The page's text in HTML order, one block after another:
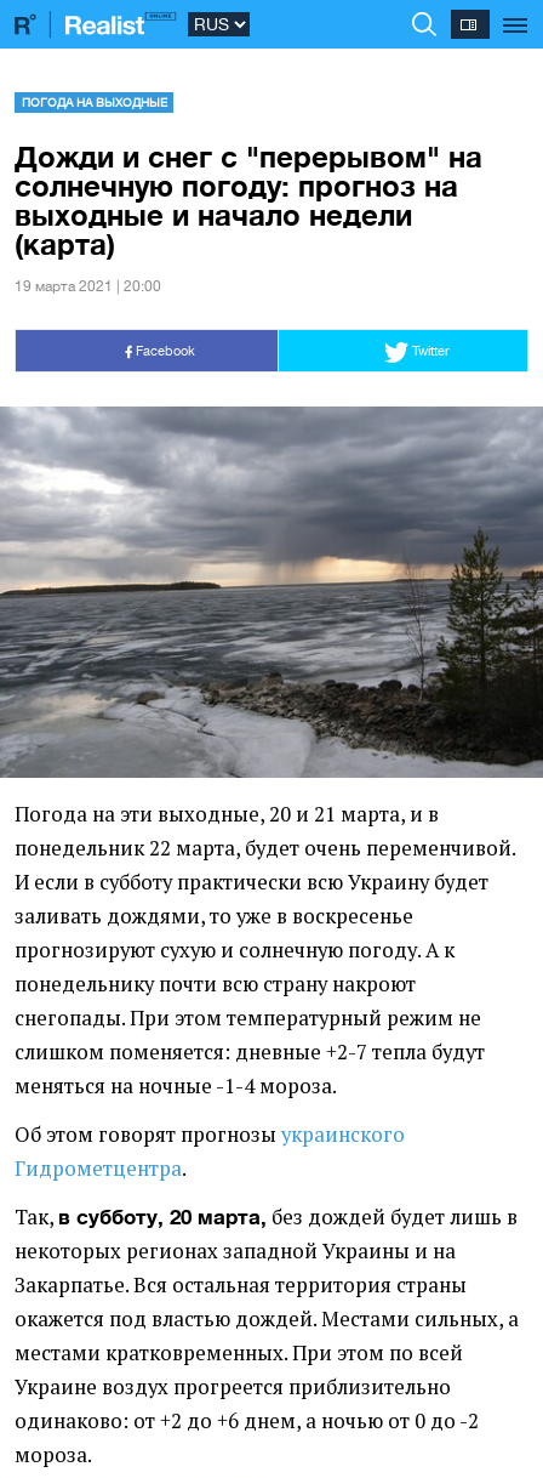
ПОГОДА НА ВЫХОДНЫЕ
Дожди и снег с "перерывом" на
солнечную погоду: прогноз на
выходные и начало недели
(карта)
19 марта 2021 | 20:00
Facebook Twitter
Погода на эти выходные, 20 и 21 марта, и в
понедельник 22 марта, будет очень переменчивой.
И если в субботу практически всю Украину будет
заливать дождями, то уже в воскресенье
прогнозируют сухую и солнечную погоду. А к
понедельнику почти всю страну накроют
снегопады. При этом температурный режим не
слишком поменяется: дневные +2-7 тепла будут
меняться на ночные -1-4 мороза.
Об этом говорят прогнозы украинского
Гидрометцентра.
Так, в субботу, 20 марта, без дождей будет лишь в
некоторых регионах западной Украины и на
Закарпатье. Вся остальная территория страны
окажется под властью дождей. Местами сильных, а
местами кратковременных. При этом по всей
Украине воздух прогреется приблизительно
одинаково: от +2 до +6 днем, а ночью от 0 до -2
мороза.